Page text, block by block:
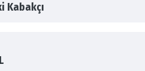
Kabakçı